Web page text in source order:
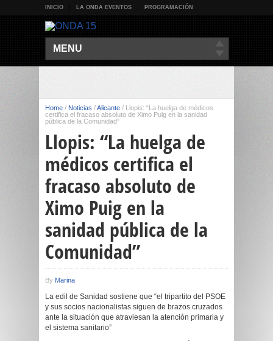
INICIO LA ONDA EVENTOS PROGRAMACIÓN
MENU
Home / Noticias /Alicante / Llopis: “La huelga de médicos
certifica el fracaso absoluto de Ximo Puig en la sanidad
pública de la Comunidad”
Llopis: “La huelga de
médicos certifica el
fracaso absoluto de
Ximo Puig en la
sanidad pública de la
Comunidad”
By Marina
La edil de Sanidad sostiene que “el tripartito del PSOE
y sus socios nacionalistas siguen de brazos cruzados
ante la situación que atraviesan la atención primaria y
el sistema sanitario”